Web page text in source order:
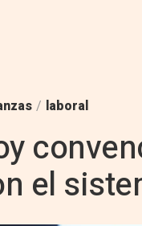
/ laboral
el